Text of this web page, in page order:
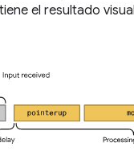
el resultado